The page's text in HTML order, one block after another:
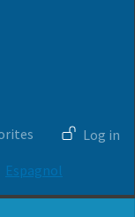
Log in
Espagnol